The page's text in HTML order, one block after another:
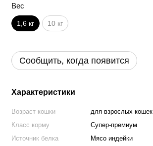
Вес
1,6 кг 10 кг
Сообщить, когда появится
Характеристики
Возраст кошки
для взрослых кошек
Класс корму
Супер-премиум
Источник белка
Мясо индейки